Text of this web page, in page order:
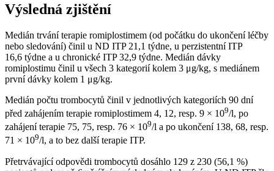
Výsledná zjištění
Medián trvání terapie romiplostimem (od počátku do ukončení léčby
nebo sledování) činil u ND ITP 21,1 týdne, u perzistentní ITP
16,6 týdne a u chronické ITP 32,9 týdne. Medián dávky
romiplostimu činil u všech 3 kategorií kolem 3 μg⁠/⁠kg, s mediánem
první dávky kolem 1 μg⁠/⁠kg.
Medián počtu trombocytů činil v jednotlivých kategoriích 90 dní
před zahájením terapie romiplostimem 4, 12, resp. 9 × 109/l, po
zahájení terapie 75, 75, resp. 76 × 109/l a po ukončení 138, 68, resp.
71 × 109/l, a to bez další terapie ITP.
Přetrvávající odpovědi trombocytů dosáhlo 129 z 230 (56,1 %)